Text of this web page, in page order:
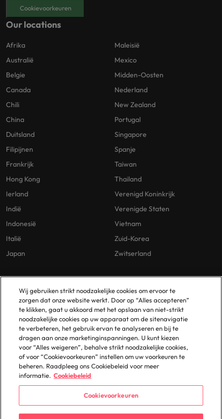
Cookievoorkeuren
Our locations
Afrika
Australië
Belgie
Canada
Chili
China
Duitsland
Filipijnen
Frankrijk
Hong Kong
Ierland
Indië
Indonesië
Italië
Japan
Maleisië
Mexico
Midden-Oosten
Nederland
New Zealand
Portugal
Singapore
Spanje
Taiwan
Thailand
Verenigd Koninkrijk
Verenigde Staten
Vietnam
Zuid-Korea
Zwitserland
Our Policies
Privacybeleid
Cookies Policy
Policy Library
Gelijke Behandeling
Vestigingen
Amsterdam
Eindhoven
Rotterdam
Wij gebruiken strikt noodzakelijke cookies om ervoor te
zorgen dat onze website werkt. Door op “Alles accepteren”
te klikken, gaat u akkoord met het opslaan van niet-strikt
noodzakelijke cookies op uw apparaat om de sitenavigatie
te verbeteren, het gebruik ervan te analyseren en bij te
dragen aan onze marketinginspanningen. U kunt kiezen
voor “Alles weigeren”, behalve strikt noodzakelijke cookies,
of voor “Cookievoorkeuren” instellen om uw voorkeuren te
beheren. Raadpleeg ons Cookiebeleid voor meer
informatie. Cookiebeleid
Cookievoorkeuren